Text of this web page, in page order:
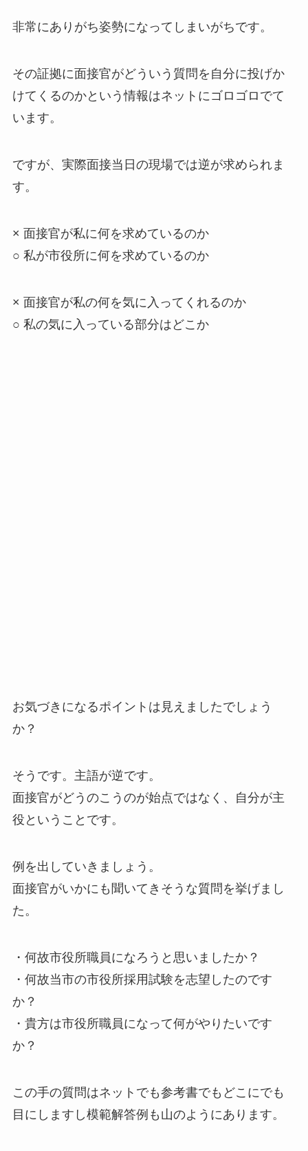
非常にありがち姿勢になってしまいがちです。
その証拠に面接官がどういう質問を自分に投げか
けてくるのかという情報はネットにゴロゴロでて
います。
ですが、実際面接当日の現場では逆が求められま
す。
× 面接官が私に何を求めているのか
○ 私が市役所に何を求めているのか
× 面接官が私の何を気に入ってくれるのか
○ 私の気に入っている部分はどこか
お気づきになるポイントは見えましたでしょう
か？
そうです。主語が逆です。
面接官がどうのこうのが始点ではなく、自分が主
役ということです。
例を出していきましょう。
面接官がいかにも聞いてきそうな質問を挙げまし
た。
・何故市役所職員になろうと思いましたか？
・何故当市の市役所採用試験を志望したのです
か？
・貴方は市役所職員になって何がやりたいです
か？
この手の質問はネットでも参考書でもどこにでも
目にしますし模範解答例も山のようにあります。